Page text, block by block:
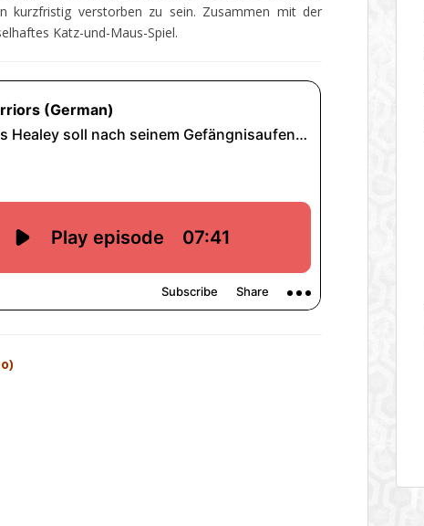
kurzfristig verstorben zu sein. Zusammen mit der
Katz-und-Maus-Spiel.